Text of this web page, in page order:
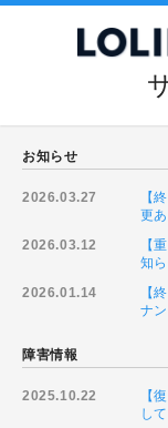
お知らせ
2026.03.27
【
更あ
2026.03.12
【
知
2026.01.14
【
ナ
障害情報
2025.10.22
【
し